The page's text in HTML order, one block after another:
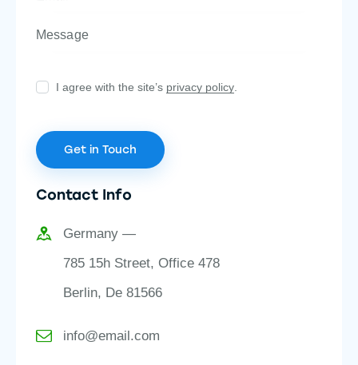
I agree with the site’s privacy policy.
Contact Info
Germany —
785 15h Street, Office 478
Berlin, De 81566
info@email.com